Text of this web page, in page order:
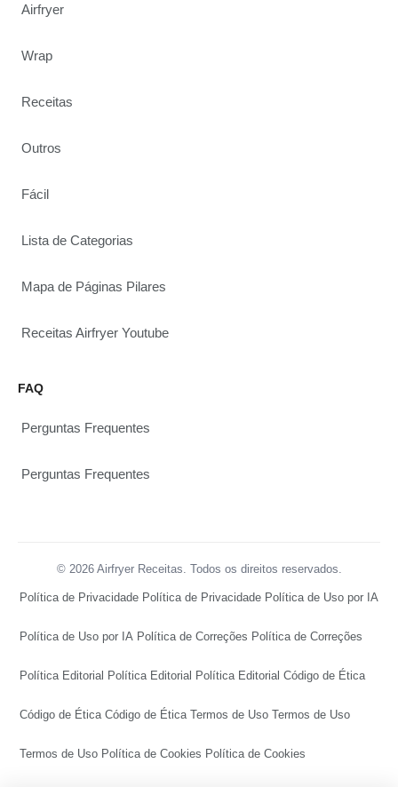
Airfryer
Wrap
Receitas
Outros
Fácil
Lista de Categorias
Mapa de Páginas Pilares
Receitas Airfryer Youtube
FAQ
Perguntas Frequentes
Perguntas Frequentes
© 2026 Airfryer Receitas. Todos os direitos reservados.
Política de Privacidade Política de Privacidade Política de Uso por IA
Política de Uso por IA Política de Correções Política de Correções
Política Editorial Política Editorial Política Editorial Código de Ética
Código de Ética Código de Ética Termos de Uso Termos de Uso
Termos de Uso Política de Cookies Política de Cookies